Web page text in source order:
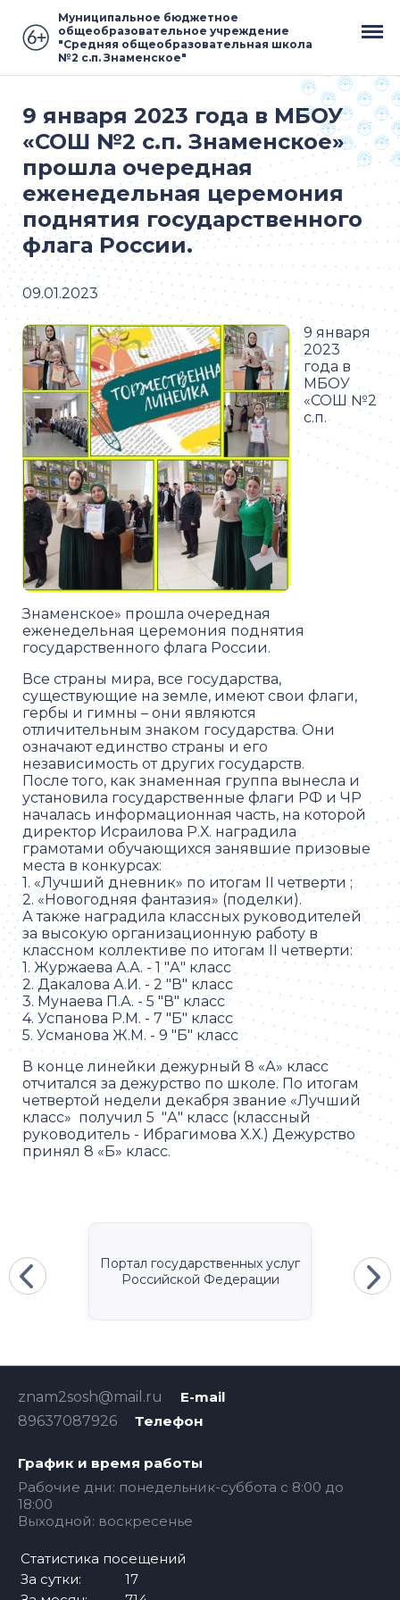
Муниципальное бюджетное
общеобразовательное учреждение
"Средняя общеобразовательная школа
№2 с.п. Знаменское"
9 января 2023 года в МБОУ
«СОШ №2 с.п. Знаменское»
прошла очередная
еженедельная церемония
поднятия государственного
флага России.
09.01.2023
9 января
2023
года в
МБОУ
«СОШ №2
с.п.
Знаменское» прошла очередная
еженедельная церемония поднятия
государственного флага России.
Все страны мира, все государства,
существующие на земле, имеют свои флаги,
гербы и гимны – они являются
отличительным знаком государства. Они
означают единство страны и его
независимость от других государств.
После того, как знаменная группа вынесла и
установила государственные флаги РФ и ЧР
началась информационная часть, на которой
директор Исраилова Р.Х. наградила
грамотами обучающихся занявшие призовые
места в конкурсах:
1. «Лучший дневник» по итогам II четверти ;
2. «Новогодняя фантазия» (поделки).
А также наградила классных руководителей
за высокую организационную работу в
классном коллективе по итогам II четверти:
1. Журжаева А.А. - 1 "А" класс
2. Дакалова А.И. - 2 "В" класс
3. Мунаева П.А. - 5 "В" класс
4. Успанова Р.М. - 7 "Б" класс
5. Усманова Ж.М. - 9 "Б" класс
В конце линейки дежурный 8 «А» класс
отчитался за дежурство по школе. По итогам
четвертой недели декабря звание «Лучший
класс» получил 5 "А" класс (классный
руководитель - Ибрагимова Х.Х.) Дежурство
принял 8 «Б» класс.
Портал государственных услуг
Российской Федерации
E-mail
znam2sosh@mail.ru
Телефон
89637087926
График и время работы
Рабочие дни: понедельник-суббота с 8:00 до
18:00
Выходной: воскресенье
Статистика посещений
За сутки:
17